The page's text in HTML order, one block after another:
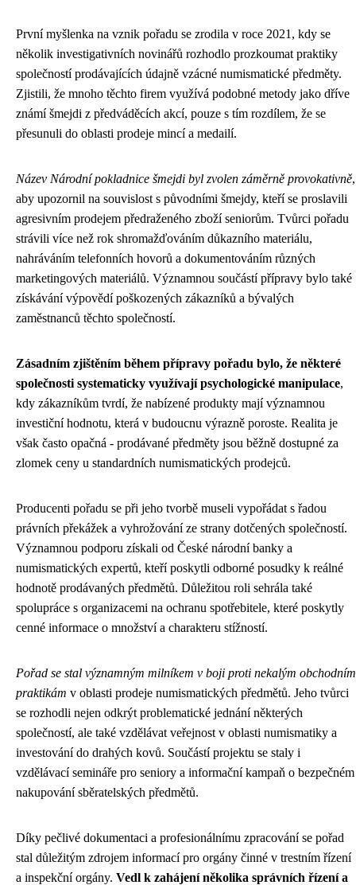
První myšlenka na vznik pořadu se zrodila v roce 2021, kdy se
několik investigativních novinářů rozhodlo prozkoumat praktiky
společností prodávajících údajně vzácné numismatické předměty.
Zjistili, že mnoho těchto firem využívá podobné metody jako dříve
známí šmejdi z předváděcích akcí, pouze s tím rozdílem, že se
přesunuli do oblasti prodeje mincí a medailí.
Název Národní pokladnice šmejdi byl zvolen záměrně provokativně,
aby upozornil na souvislost s původními šmejdy, kteří se proslavili
agresivním prodejem předraženého zboží seniorům. Tvůrci pořadu
strávili více než rok shromažďováním důkazního materiálu,
nahráváním telefonních hovorů a dokumentováním různých
marketingových materiálů. Významnou součástí přípravy bylo také
získávání výpovědí poškozených zákazníků a bývalých
zaměstnanců těchto společností.
Zásadním zjištěním během přípravy pořadu bylo, že některé
společnosti systematicky využívají psychologické manipulace,
kdy zákazníkům tvrdí, že nabízené produkty mají významnou
investiční hodnotu, která v budoucnu výrazně poroste. Realita je
však často opačná - prodávané předměty jsou běžně dostupné za
zlomek ceny u standardních numismatických prodejců.
Producenti pořadu se při jeho tvorbě museli vypořádat s řadou
právních překážek a vyhrožování ze strany dotčených společností.
Významnou podporu získali od České národní banky a
numismatických expertů, kteří poskytli odborné posudky k reálné
hodnotě prodávaných předmětů. Důležitou roli sehrála také
spolupráce s organizacemi na ochranu spotřebitele, které poskytly
cenné informace o množství a charakteru stížností.
Pořad se stal významným milníkem v boji proti nekalým obchodním
praktikám v oblasti prodeje numismatických předmětů. Jeho tvůrci
se rozhodli nejen odkrýt problematické jednání některých
společností, ale také vzdělávat veřejnost v oblasti numismatiky a
investování do drahých kovů. Součástí projektu se staly i
vzdělávací semináře pro seniory a informační kampaň o bezpečném
nakupování sběratelských předmětů.
Díky pečlivé dokumentaci a profesionálnímu zpracování se pořad
stal důležitým zdrojem informací pro orgány činné v trestním řízení
a inspekční orgány. Vedl k zahájení několika správních řízení a